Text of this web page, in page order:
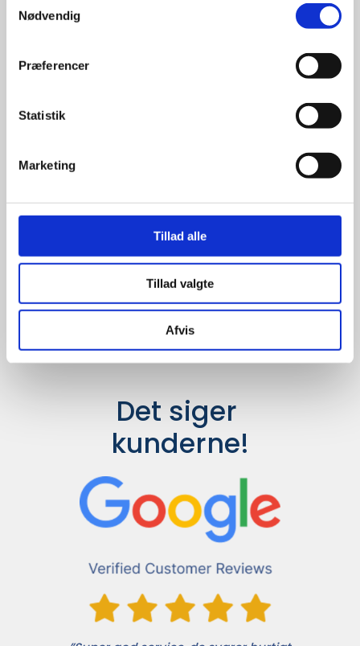
Nødvendig
Præferencer
Statistik
Marketing
Tillad alle
Tillad valgte
Afvis
Udvalget er langt større, så har I en
idé til et konkret produkt, eller et
helt særligt ønske, så send en
forespørgsel tilinfo@syddesign.dk,
så finder vi det helt rigtige produkt
til en konkurrence dygtig pris.
Det siger
kunderne!